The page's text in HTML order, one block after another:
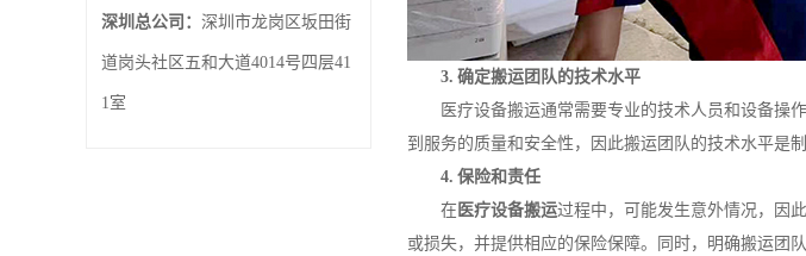
3. 确定搬运团队的技术水平
医疗设备搬运通常需要专业的技术人员和设备操
到服务的质量和安全性，因此搬运团队的技术水平是
4. 保险和责任
在 医疗设备搬运过程中，可能发生意外情况，因
或损失，并提供相应的保险保障。同时，明确搬运团
深圳总公司： 深圳市龙岗区坂田街
道岗头社区五和大道4014号四层41
1室